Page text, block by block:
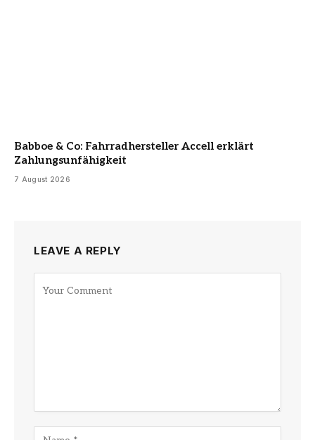
Babboe & Co: Fahrradhersteller Accell erklärt
Zahlungsunfähigkeit
7 August 2026
LEAVE A REPLY